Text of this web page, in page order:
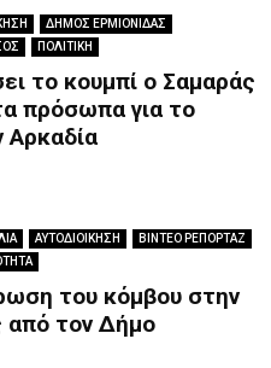
ΔΗΜΟΣ ΕΡΜΙΟΝΙΔΑΣ
ΠΟΛΙΤΙΚΗ
το κουμπί ο Σαμαράς
πρόσωπα για το
Αρκαδία
ΑΥΤΟΔΙΟΙΚΗΣΗ
ΒΙΝΤΕΟ ΡΕΠΟΡΤΑΖ
του κόμβου στην
από τον Δήμο